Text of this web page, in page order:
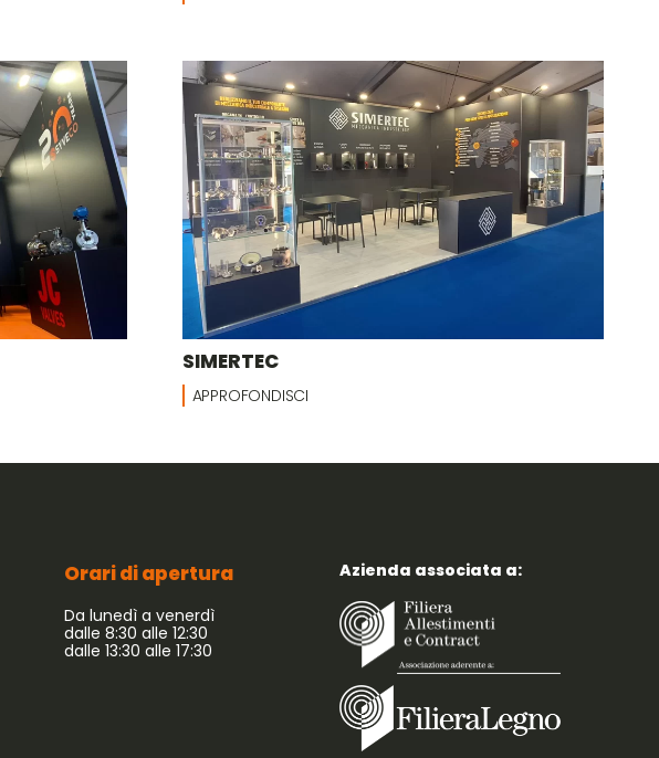
SIMERTEC
APPROFONDISCI
Orari di apertura
Da lunedì a venerdì
dalle 8:30 alle 12:30
dalle 13:30 alle 17:30
Azienda associata a: